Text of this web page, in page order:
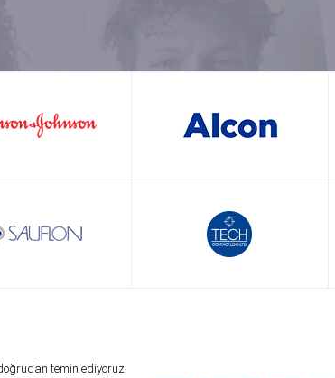
Allah razı olsun ilgilenen herkesden.
paranızı kaptırmayın bence Merve Ç.
temin ediyoruz.